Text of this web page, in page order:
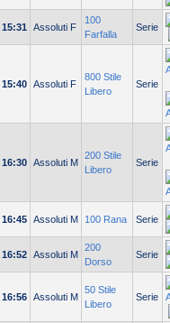
15:31 Assoluti F
100
Farfalla
Serie
15:40 Assoluti F
800 Stile
Libero
Serie
16:30 Assoluti M
200 Stile
Libero
Serie
16:45 Assoluti M 100 Rana Serie
16:52 Assoluti M
200
Dorso
Serie
16:56 Assoluti M
50 Stile
Libero
Serie